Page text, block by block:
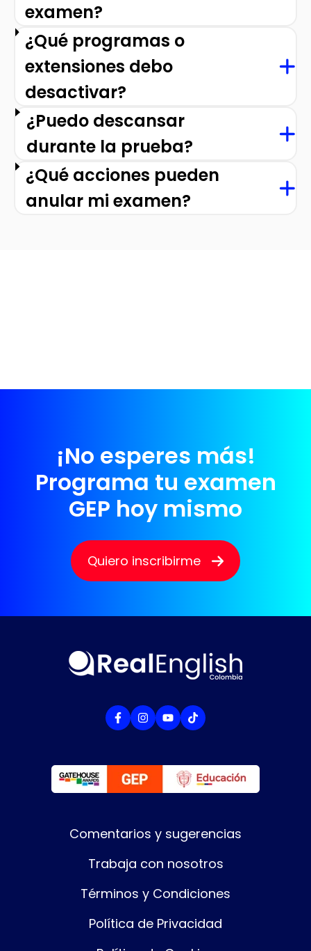
examen?
¿Qué programas o
extensiones debo
desactivar?
¿Puedo descansar
durante la prueba?
¿Qué acciones pueden
anular mi examen?
¡No esperes más!
Programa tu examen
GEP hoy mismo
Quiero inscribirme
Comentarios y sugerencias
Trabaja con nosotros
Términos y Condiciones
Política de Privacidad